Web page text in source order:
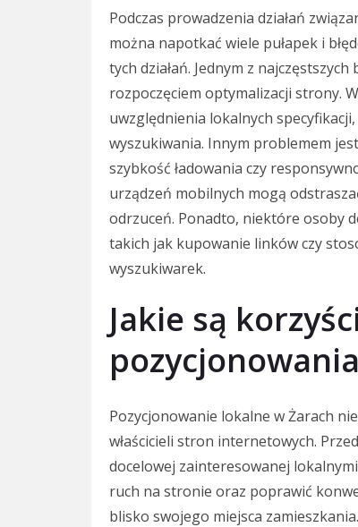
Podczas prowadzenia działań
można napotkać wiele pułapek i
tych działań. Jednym z
rozpoczęciem optymalizacji strony.
uwzględnienia lokalnych
wyszukiwania. Innym problemem
szybkość ładowania czy
urządzeń mobilnych mogą
odrzuceń. Ponadto, niektóre osoby
takich jak kupowanie linków czy
wyszukiwarek.
Jakie są
Pozycjonowanie lokalne w Żarach
właścicieli stron internetowych.
docelowej zainteresowanej
ruch na stronie oraz poprawić
blisko swojego miejsca